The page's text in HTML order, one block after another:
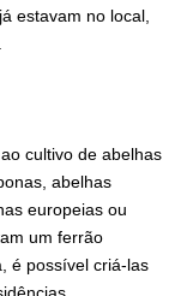
estavam no local,
cultivo de abelhas
abelhas
europeias ou
um ferrão
é possível criá-las